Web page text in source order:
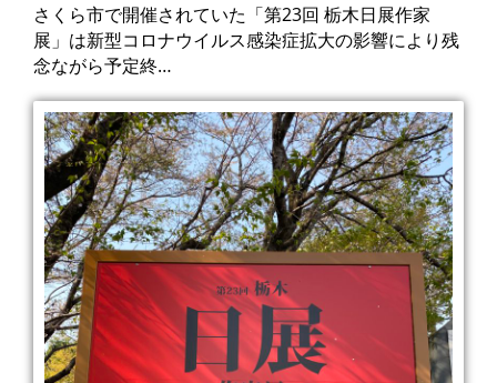
さくら市で開催されていた「第23回 栃木日展作家
展」は新型コロナウイルス感染症拡大の影響により残
念ながら予定終…